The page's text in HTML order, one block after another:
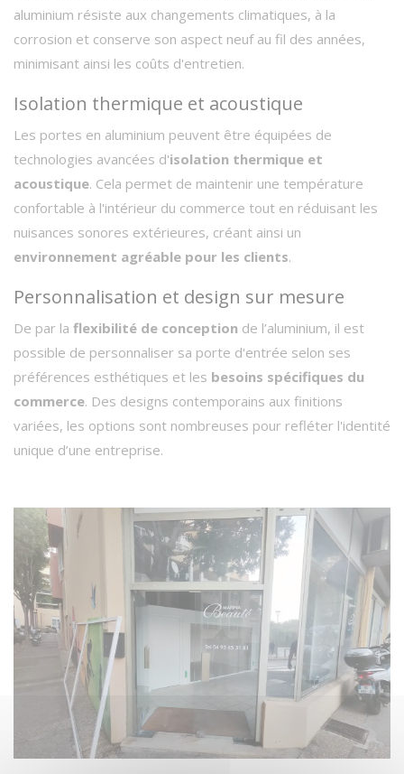
aluminium résiste aux changements climatiques, à la
corrosion et conserve son aspect neuf au fil des années,
minimisant ainsi les coûts d'entretien.
Isolation thermique et acoustique
Les portes en aluminium peuvent être équipées de
technologies avancées d'isolation thermique et
acoustique. Cela permet de maintenir une température
confortable à l'intérieur du commerce tout en réduisant les
nuisances sonores extérieures, créant ainsi un
environnement agréable pour les clients.
Personnalisation et design sur mesure
De par la flexibilité de conception de l’aluminium, il est
possible de personnaliser sa porte d'entrée selon ses
préférences esthétiques et les besoins spécifiques du
commerce. Des designs contemporains aux finitions
variées, les options sont nombreuses pour refléter l'identité
unique d’une entreprise.